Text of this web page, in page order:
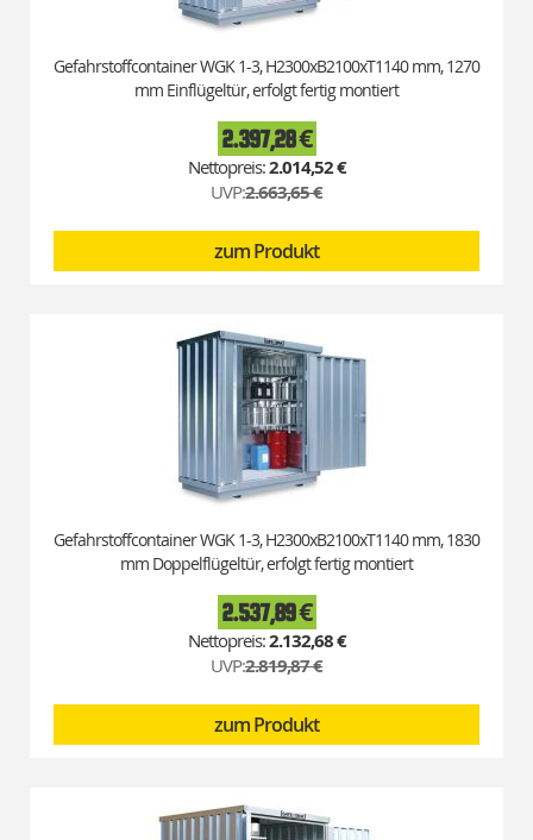
Gefahrstoffcontainer WGK 1-3, H2300xB2100xT1140 mm, 1270
mm Einflügeltür, erfolgt fertig montiert
Special
Price
2.397,28 €
2.014,52 €
UVP:2.663,65 €
zum Produkt
Gefahrstoffcontainer WGK 1-3, H2300xB2100xT1140 mm, 1830
mm Doppelflügeltür, erfolgt fertig montiert
Special
Price
2.537,89 €
2.132,68 €
UVP:2.819,87 €
zum Produkt